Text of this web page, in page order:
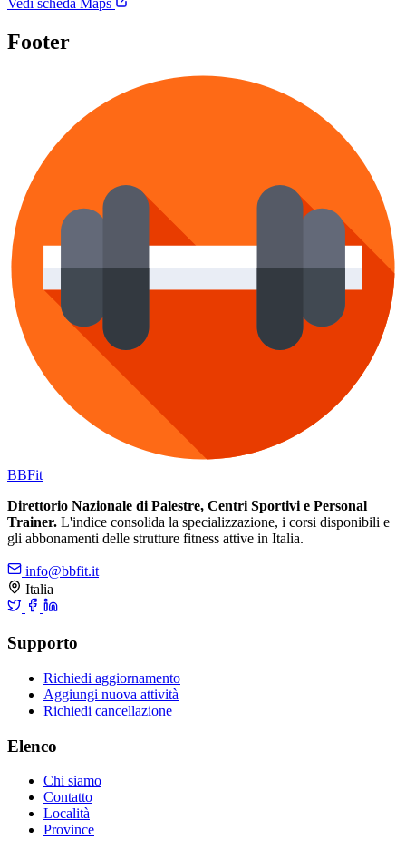
Footer
BBFit
Direttorio Nazionale di Palestre, Centri Sportivi e Personal
Trainer. L'indice consolida la specializzazione, i corsi disponibili e
gli abbonamenti delle strutture fitness attive in Italia.
info@bbfit.it
Italia
Supporto
Richiedi aggiornamento
Aggiungi nuova attività
Richiedi cancellazione
Elenco
Chi siamo
Contatto
Località
Province